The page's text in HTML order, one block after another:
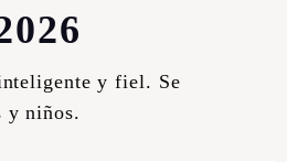
Maltés
Russell
Terrier
y fiel. Se
y niños.